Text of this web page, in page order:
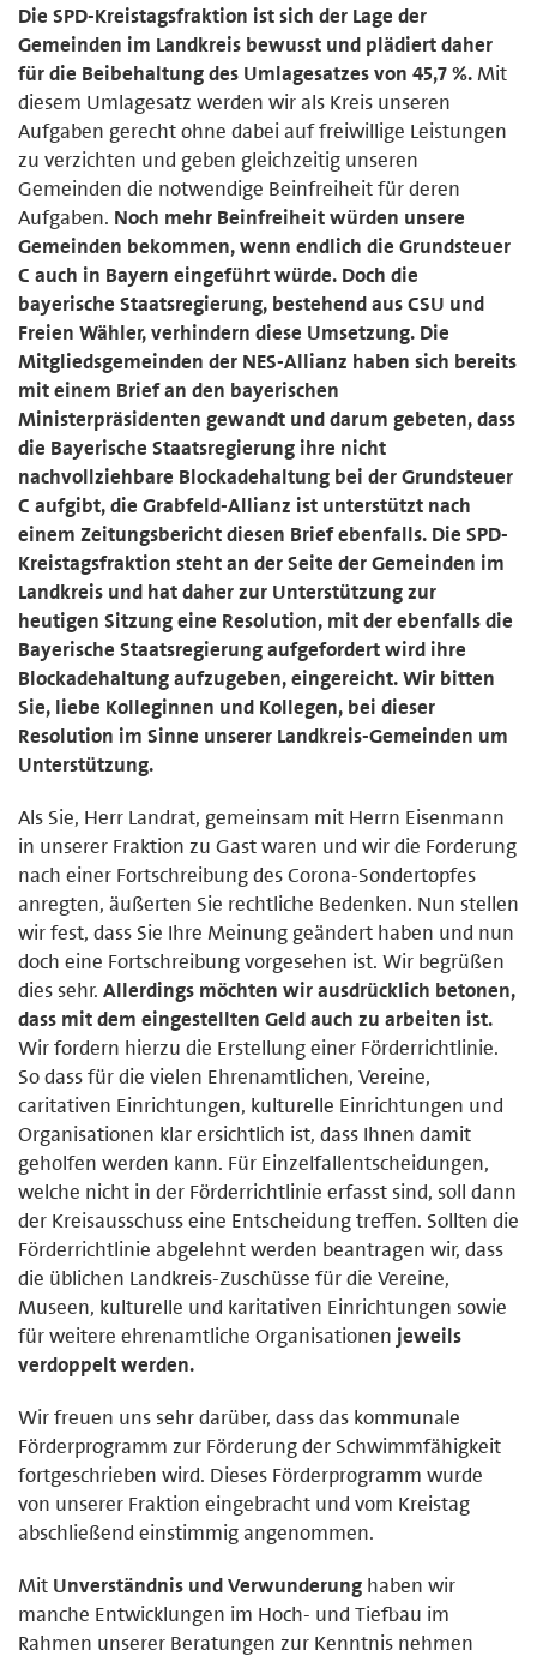
Die SPD-Kreistagsfraktion ist sich der Lage der
Gemeinden im Landkreis bewusst und plädiert daher
für die Beibehaltung des Umlagesatzes von 45,7 %. Mit
diesem Umlagesatz werden wir als Kreis unseren
Aufgaben gerecht ohne dabei auf freiwillige Leistungen
zu verzichten und geben gleichzeitig unseren
Gemeinden die notwendige Beinfreiheit für deren
Aufgaben. Noch mehr Beinfreiheit würden unsere
Gemeinden bekommen, wenn endlich die Grundsteuer
C auch in Bayern eingeführt würde. Doch die
bayerische Staatsregierung, bestehend aus CSU und
Freien Wähler, verhindern diese Umsetzung. Die
Mitgliedsgemeinden der NES-Allianz haben sich bereits
mit einem Brief an den bayerischen
Ministerpräsidenten gewandt und darum gebeten, dass
die Bayerische Staatsregierung ihre nicht
nachvollziehbare Blockadehaltung bei der Grundsteuer
C aufgibt, die Grabfeld-Allianz ist unterstützt nach
einem Zeitungsbericht diesen Brief ebenfalls. Die SPD-
Kreistagsfraktion steht an der Seite der Gemeinden im
Landkreis und hat daher zur Unterstützung zur
heutigen Sitzung eine Resolution, mit der ebenfalls die
Bayerische Staatsregierung aufgefordert wird ihre
Blockadehaltung aufzugeben, eingereicht. Wir bitten
Sie, liebe Kolleginnen und Kollegen, bei dieser
Resolution im Sinne unserer Landkreis-Gemeinden um
Unterstützung.
Als Sie, Herr Landrat, gemeinsam mit Herrn Eisenmann
in unserer Fraktion zu Gast waren und wir die Forderung
nach einer Fortschreibung des Corona-Sondertopfes
anregten, äußerten Sie rechtliche Bedenken. Nun stellen
wir fest, dass Sie Ihre Meinung geändert haben und nun
doch eine Fortschreibung vorgesehen ist. Wir begrüßen
dies sehr. Allerdings möchten wir ausdrücklich betonen,
dass mit dem eingestellten Geld auch zu arbeiten ist.
Wir fordern hierzu die Erstellung einer Förderrichtlinie.
So dass für die vielen Ehrenamtlichen, Vereine,
caritativen Einrichtungen, kulturelle Einrichtungen und
Organisationen klar ersichtlich ist, dass Ihnen damit
geholfen werden kann. Für Einzelfallentscheidungen,
welche nicht in der Förderrichtlinie erfasst sind, soll dann
der Kreisausschuss eine Entscheidung treffen. Sollten die
Förderrichtlinie abgelehnt werden beantragen wir, dass
die üblichen Landkreis-Zuschüsse für die Vereine,
Museen, kulturelle und karitativen Einrichtungen sowie
für weitere ehrenamtliche Organisationen jeweils
verdoppelt werden.
Wir freuen uns sehr darüber, dass das kommunale
Förderprogramm zur Förderung der Schwimmfähigkeit
fortgeschrieben wird. Dieses Förderprogramm wurde
von unserer Fraktion eingebracht und vom Kreistag
abschließend einstimmig angenommen.
Mit Unverständnis und Verwunderung haben wir
manche Entwicklungen im Hoch- und Tiefbau im
Rahmen unserer Beratungen zur Kenntnis nehmen